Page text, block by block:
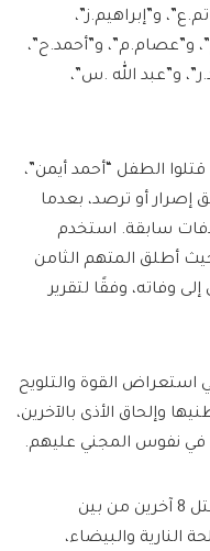
و”إبراهيم.ز”،
و”عصام.م”، و”أحمد.ح”،
و”عبد الله .س”،
الطفل “أحمد أيمن”،
ودون سبق إصرار أو ترصد، بعدما
سابقة. استخدم
أطلق المتهم الثامن
وفاته، وفقًا لتقرير
استعراض القوة والتلويح
وإلحاق الأذى بالآخرين،
في نفوس المجني عليهم.
كما وجهت النيابة تهمة الشروع في قتل 8 آخرين من بين
النارية والبيضاء،